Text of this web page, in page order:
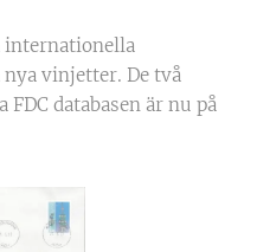
internationella
vinjetter. De två
databasen är nu på